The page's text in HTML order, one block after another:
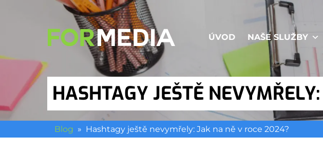
ÚVOD NAŠE SLUŽBY
HASHTAGY JEŠTĚ
Blog » Hashtagy ještě nevymřely: Jak na ně v roce 2024?